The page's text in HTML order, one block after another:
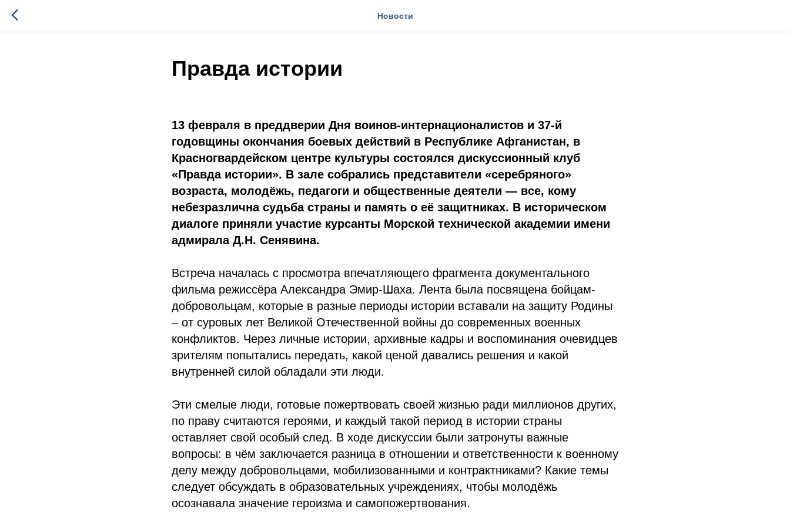
Новости
Правда истории
13 февраля в преддверии Дня воинов-интернационалистов и 37-й
годовщины окончания боевых действий в Республике Афганистан, в
Красногвардейском центре культуры состоялся дискуссионный клуб
«Правда истории». В зале собрались представители «серебряного»
возраста, молодёжь, педагоги и общественные деятели — все, кому
небезразлична судьба страны и память о её защитниках. В историческом
диалоге приняли участие курсанты Морской технической академии имени
адмирала Д.Н. Сенявина.
Встреча началась с просмотра впечатляющего фрагмента документального
фильма режиссёра Александра Эмир-Шаха. Лента была посвящена бойцам-
добровольцам, которые в разные периоды истории вставали на защиту Родины
– от суровых лет Великой Отечественной войны до современных военных
конфликтов. Через личные истории, архивные кадры и воспоминания очевидцев
зрителям попытались передать, какой ценой давались решения и какой
внутренней силой обладали эти люди.
Эти смелые люди, готовые пожертвовать своей жизнью ради миллионов других,
по праву считаются героями, и каждый такой период в истории страны
оставляет свой особый след. В ходе дискуссии были затронуты важные
вопросы: в чём заключается разница в отношении и ответственности к военному
делу между добровольцами, мобилизованными и контрактниками? Какие темы
следует обсуждать в образовательных учреждениях, чтобы молодёжь
осознавала значение героизма и самопожертвования.